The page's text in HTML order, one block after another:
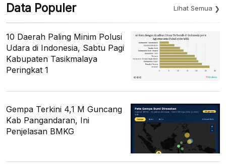
Data Populer Lihat Semua
10 Daerah Paling Minim Polusi
Udara di Indonesia, Sabtu Pagi
Kabupaten Tasikmalaya
Peringkat 1
Gempa Terkini 4,1 M Guncang
Kab Pangandaran, Ini
Penjelasan BMKG